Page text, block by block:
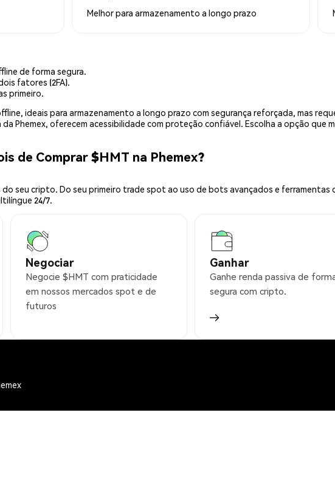
Melhor para armazenamento a longo prazo
de forma segura.
fatores (2FA).
primeiro.
ideais para armazenamento a longo prazo com segurança reforçada, mas
Phemex, oferecem acessibilidade com proteção confiável. Escolha a opção que
de Comprar $HMT na Phemex?
do seu cripto. Do seu primeiro trade spot ao uso de bots avançados e
24/7.
Negociar
Negocie $HMT com praticidade
em nossos mercados spot e de
futuros
Ganhar
Ganhe renda passiva de
segura com cripto.